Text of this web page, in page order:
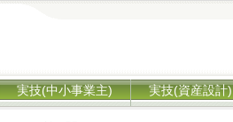
実技(中小事業主) 実技(資産設計)